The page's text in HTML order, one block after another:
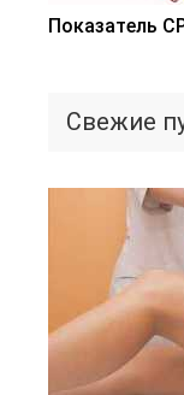
Показатель
Свежие